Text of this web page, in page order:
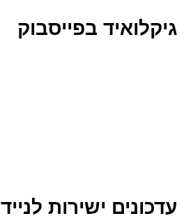
גיקלואיד בפייסבוק
עדכונים ישירות לנייד